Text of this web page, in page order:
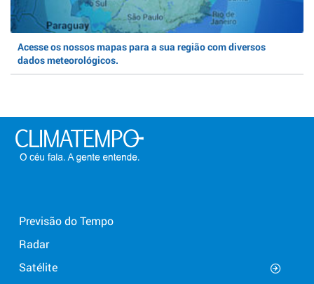
Acesse os nossos mapas para a sua região com diversos
dados meteorológicos.
Previsão do Tempo
Radar
Satélite